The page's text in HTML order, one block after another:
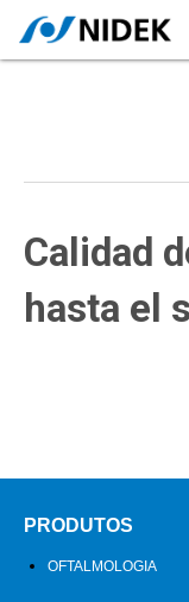
Calidad
hasta el
PRODUTOS
OFTALMOLOGIA